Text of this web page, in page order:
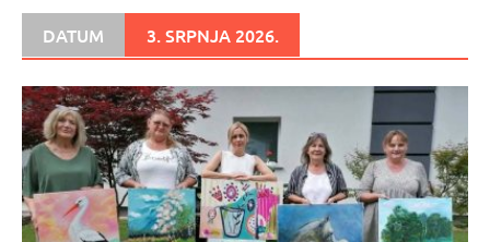
DATUM 3. SRPNJA 2026.